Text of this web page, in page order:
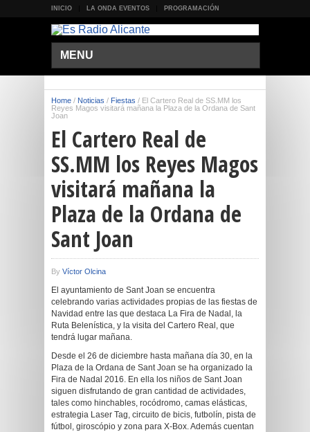
INICIO LA ONDA EVENTOS PROGRAMACIÓN
MENU
Home / Noticias / Fiestas / El Cartero Real de SS.MM los
Reyes Magos visitará mañana la Plaza de la Ordana de Sant
Joan
El Cartero Real de
SS.MM los Reyes Magos
visitará mañana la
Plaza de la Ordana de
Sant Joan
By Víctor Olcina
El ayuntamiento de Sant Joan se encuentra
celebrando varias actividades propias de las fiestas de
Navidad entre las que destaca La Fira de Nadal, la
Ruta Belenística, y la visita del Cartero Real, que
tendrá lugar mañana.
Desde el 26 de diciembre hasta mañana día 30, en la
Plaza de la Ordana de Sant Joan se ha organizado la
Fira de Nadal 2016. En ella los niños de Sant Joan
siguen disfrutando de gran cantidad de actividades,
tales como hinchables, rocódromo, camas elásticas,
estrategia Laser Tag, circuito de bicis, futbolín, pista de
fútbol, giroscópio y zona para X-Box. Además cuentan